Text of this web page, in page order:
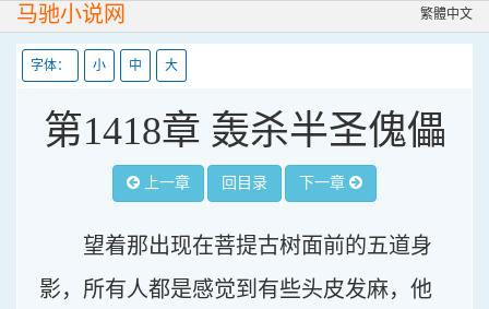
马驰小说网 繁體中文
字体： 小 中 大
第1418章 轰杀半圣傀儡
上一章 回目录 下一章
望着那出现在菩提古树面前的五道身
影，所有人都是感觉到有些头皮发麻，他